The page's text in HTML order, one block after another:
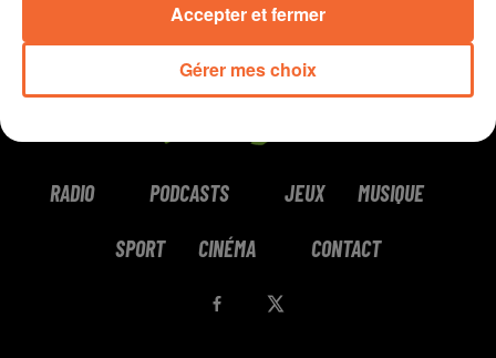
RADIO PODCASTS JEUX MUSIQUE
SPORT CINÉMA CONTACT
Gérer mes choix
Accepter et fermer